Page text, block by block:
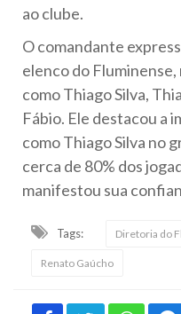
ao clube.
O comandante
elenco do
como Thiago Silva,
Fábio. Ele destacou a
como Thiago Silva no
cerca de 80% dos
manifestou sua
Tags: Diretoria do
Renato Gaúcho